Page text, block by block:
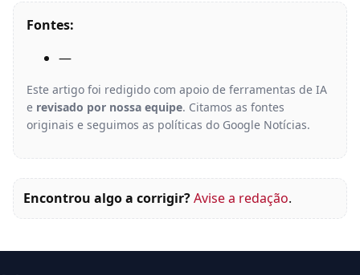
Fontes:
—
Este artigo foi redigido com apoio de ferramentas de IA
e revisado por nossa equipe. Citamos as fontes
originais e seguimos as políticas do Google Notícias.
Encontrou algo a corrigir?Avise a redação.